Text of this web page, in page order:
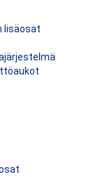
lisäosat